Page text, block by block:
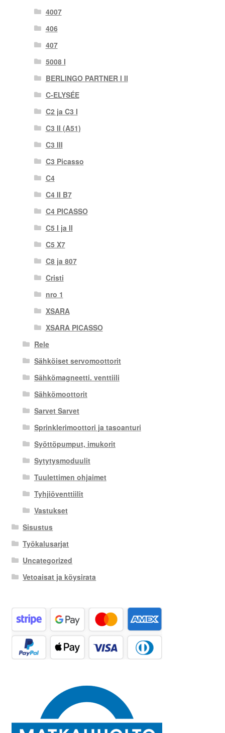
4007
406
407
5008 I
BERLINGO PARTNER I II
C-ELYSÉE
C2 ja C3 I
C3 II (A51)
C3 III
C3 Picasso
C4
C4 II B7
C4 PICASSO
C5 I ja II
C5 X7
C8 ja 807
Cristi
nro 1
XSARA
XSARA PICASSO
Rele
Sähköiset servomoottorit
Sähkömagneetti. venttiili
Sähkömoottorit
Sarvet Sarvet
Sprinklerimoottori ja tasoanturi
Syöttöpumput, imukorit
Sytytysmoduulit
Tuulettimen ohjaimet
Tyhjiöventtiilit
Vastukset
Sisustus
Työkalusarjat
Uncategorized
Vetoaisat ja köysirata